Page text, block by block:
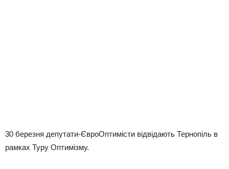
30 березня депутати-ЄвроОптимісти відвідають Тернопіль в
рамках Туру Оптимізму.